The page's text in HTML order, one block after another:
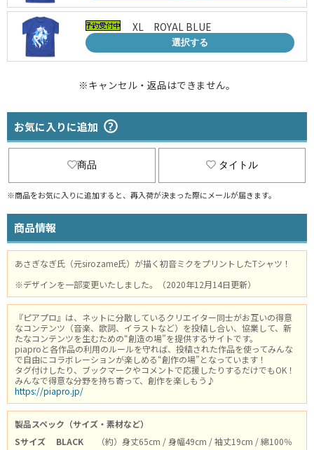
XL ROYAL BLUE
選択する
※キャンセル・返品はできません。
お気に入りに追加
商品 タイトル
※商品をお気に入りに追加すると、再入荷が決まった際にメールが届きます。
商品情報
あさぎなぎ氏（元sirozame氏）が描く初音ミクをプリントしたTシャツ！
※デザインを一部変更いたしました。（2020年12月14日更新）
『ピアプロ』は、ネットに分散しているクリエイター同士がお互いの得意
なコンテンツ（音楽、歌詞、イラストなど）を投稿し合い、協業して、新
たなコンテンツを生むための“創造の場”を提供するサイトです。
piaproと各作品の利用のルールを守れば、投稿された作品を使ってみんな
で自由にコラボレーションが楽しめる“創作の場”となっています！
タグ付けしたり、ブックマークやコメントで応援したりするだけでもOK！
みんなで得意な分野を持ち寄って、創作を楽しもう♪
https://piapro.jp/
製品スペック（サイズ・素材など）
Sサイズ
BLACK
（約）身丈65cm / 身幅49cm / 袖丈19cm / 綿100％